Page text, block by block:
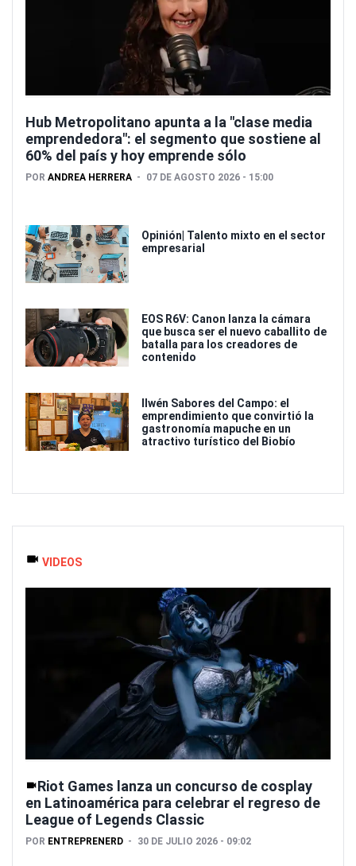
Hub Metropolitano apunta a la "clase media
emprendedora": el segmento que sostiene al
60% del país y hoy emprende sólo
POR ANDREA HERRERA 07 DE AGOSTO 2026 - 15:00
Opinión| Talento mixto en el sector
empresarial
EOS R6V: Canon lanza la cámara
que busca ser el nuevo caballito de
batalla para los creadores de
contenido
Ilwén Sabores del Campo: el
emprendimiento que convirtió la
gastronomía mapuche en un
atractivo turístico del Biobío
VIDEOS
Riot Games lanza un concurso de cosplay
en Latinoamérica para celebrar el regreso de
League of Legends Classic
POR ENTREPRENERD 30 DE JULIO 2026 - 09:02